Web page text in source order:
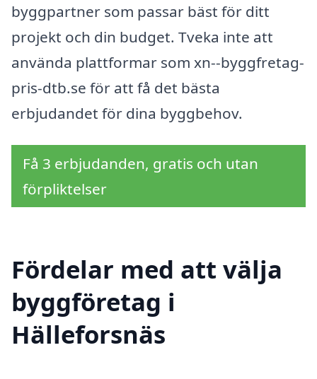
byggpartner som passar bäst för ditt
projekt och din budget. Tveka inte att
använda plattformar som xn--byggfretag-
pris-dtb.se för att få det bästa
erbjudandet för dina byggbehov.
Få 3 erbjudanden, gratis och utan
förpliktelser
Fördelar med att välja
byggföretag i
Hälleforsnäs